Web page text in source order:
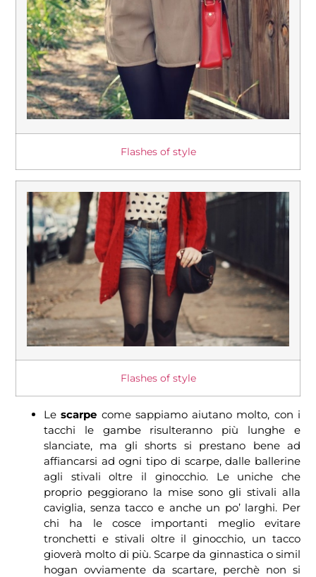
Flashes of style
Flashes of style
Lescarpe come sappiamo aiutano molto, con i
tacchi le gambe risulteranno più lunghe e
slanciate, ma gli shorts si prestano bene ad
affiancarsi ad ogni tipo di scarpe, dalle ballerine
agli stivali oltre il ginocchio. Le uniche che
proprio peggiorano la mise sono gli stivali alla
caviglia, senza tacco e anche un po’ larghi. Per
chi ha le cosce importanti meglio evitare
tronchetti e stivali oltre il ginocchio, un tacco
gioverà molto di più. Scarpe da ginnastica o simil
hogan ovviamente da scartare, perchè non si